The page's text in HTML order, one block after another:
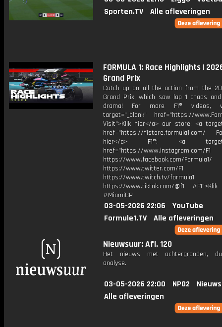
Sporten.TV
Alle afleveringen
FORMULA 1: Race Highlights |
Grand Prix
Catch up on all the action from the
Grand Prix, which saw lap 1 chaos
drama! For more F1® videos,
target="_blank" href="https://
Visit">Klik hier</a> our store: <a
href="https://f1store.formula1.com/
hier</a> F1®: <a
href="https://www.instagram.com/F1
https://www.facebook.com/Formula1/
https://www.twitter.com/F1
https://www.twitch.tv/formula1
https://www.tiktok.com/@f1
#MiamiGP
03-05-2026 22:06
YouTube
Formule1.TV
Alle afleveringen
Nieuwsuur: Afl. 120
Het nieuws met achtergronden,
analyse.
03-05-2026 22:00 NPO2
Alle afleveringen